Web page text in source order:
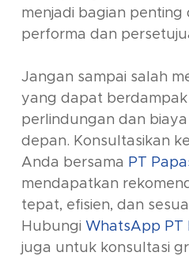
menjadi bagian penting
performa dan
Jangan sampai salah
yang dapat
perlindungan dan
depan. Konsultasikan
Anda bersama PT
mendapatkan
tepat, efisien, dan
Hubungi WhatsApp PT
juga untuk konsultasi